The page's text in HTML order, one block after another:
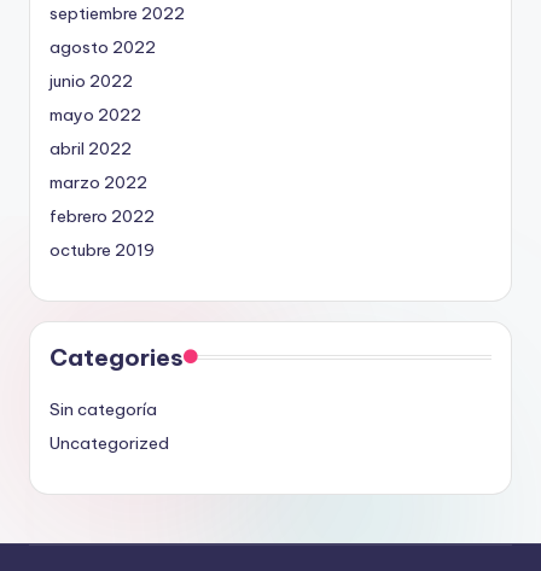
septiembre 2022
agosto 2022
junio 2022
mayo 2022
abril 2022
marzo 2022
febrero 2022
octubre 2019
Categories
Sin categoría
Uncategorized